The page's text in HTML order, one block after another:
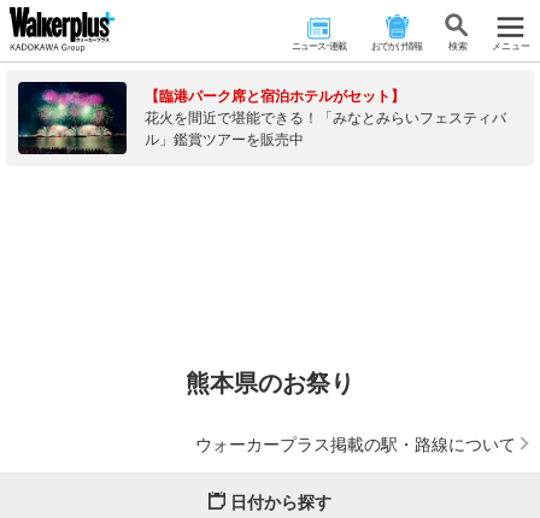
ニュース･連載 おでかけ情報 検 索 メニュー
【臨港パーク席と宿泊ホテルがセット】
花火を間近で堪能できる！「みなとみらいフェスティバ
ル」鑑賞ツアーを販売中
熊本県のお祭り
ウォーカープラス掲載の駅・路線について
日付から探す